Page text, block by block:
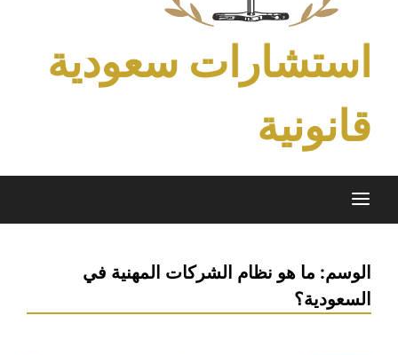
استشارات سعودية
قانونية
الوسم: ما هو نظام الشركات المهنية في
السعودية؟